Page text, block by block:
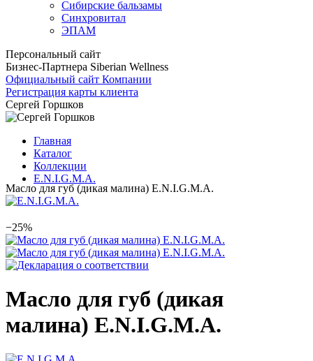
Сибирские бальзамы
Синхровитал
ЭПАМ
Персональный сайт
Бизнес-Партнера Siberian Wellness
Официальный сайт Компании
Регистрация карты клиента
Сергей Горшков
Главная
Каталог
Коллекции
E.N.I.G.M.A.
Масло для губ (дикая малина) E.N.I.G.M.A.
−25%
Масло для губ (дикая
малина) E.N.I.G.M.A.